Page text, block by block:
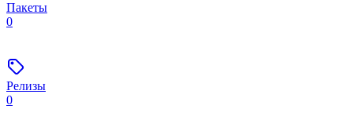
Пакеты
0
Релизы
0